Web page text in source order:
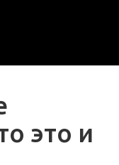
это и